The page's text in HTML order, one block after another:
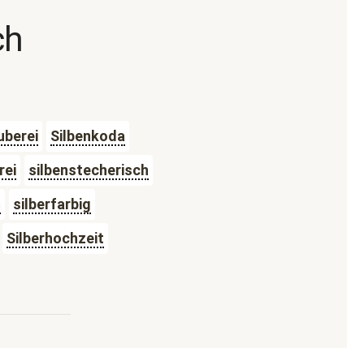
Silbenkoda
silbenstecherisch
silberfarbig
Silberhochzeit